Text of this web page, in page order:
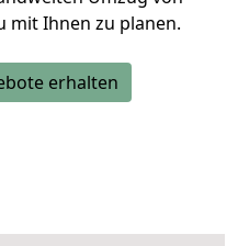
mit Ihnen zu planen.
erhalten